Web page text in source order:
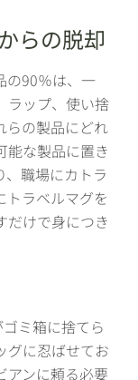
らの脱却
の90％は、一
ラップ、使い捨
らの製品にどれ
能な製品に置き
職場にカトラ
トラベルマグを
だけで身につき
ミ箱に捨てら
グに忍ばせてお
アンに頼る必要